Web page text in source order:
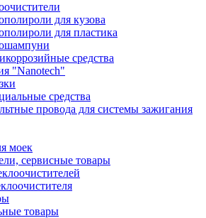
для кузова
для пластика
средства
"Nanotech"
средства
провода для системы зажигания
моек
сервисные товары
товары